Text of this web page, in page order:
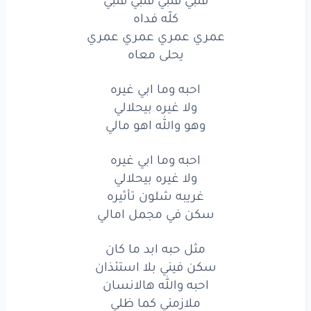
وما ابي
غيرهبيحلالي
وهوواللهاهومالي
احبه وما ابيغيره
بيحلالي
غريبه شلونتأثيره
سكنفي مجملامالي
مثلحبه ابد ما كان
سكنفيني بلااستئذان
احبهواللههالانسان
كلّه فداه
عمري عمري عمري عمري
يحلى معاه
احبه وما ابي غيره
ولا غيره بيحلالي
وهو والله اهو مالي
احبه وما ابي غيره
ولا غيره بيحلالي
غريبه شلون تأثيره
سكن في مجمل امالي
مثل حبه ابد ما كان
سكن فيني بلا استئذان
احبه والله هالانسان
ملازمني كما ظلي